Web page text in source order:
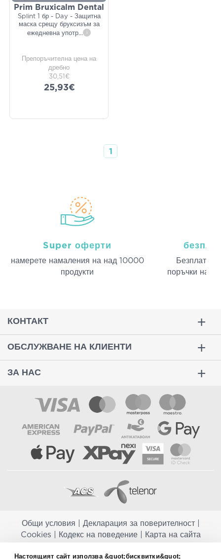
Настоящият сайт използва &quot;бисквитки&quot;
Prim Bruxicalm Dental
Splint 1 бр - Day - Защитна
маска срещу бруксизъм за
ежедневна употр... i
Препоръчителна цена на
дребно
30,51€
25,93€
1
Super оферти
намерeте намаления на над 10000
продукти
Безплатна
поръчки над
КОНТАКТ
ОБСЛУЖВАНЕ НА КЛИЕНТИ
ЗА НАС
Общи условия Декларация за поверителност|
Cookies
Кодекс на поведение| Карта на сайта
Aptekapromahon.com ви информира, че хранителните добавки не